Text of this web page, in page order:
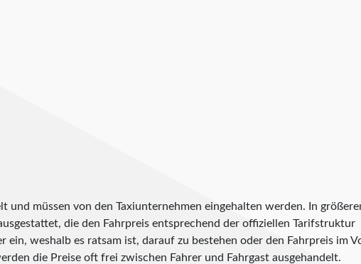
und müssen von den Taxiunternehmen eingehalten werden. In
die den Fahrpreis entsprechend der offiziellen Tarifstruktur
ein, weshalb es ratsam ist, darauf zu bestehen oder den Fahrpreis im
die Preise oft frei zwischen Fahrer und Fahrgast ausgehandelt.